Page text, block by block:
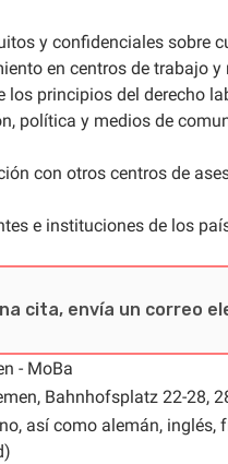
y confidenciales sobre
en centros de trabajo
los principios del derecho
política y medios de
con otros centros de
e instituciones de los
cita, envía un correo
- MoBa
Bahnhofsplatz 22-28,
así como alemán, inglés,